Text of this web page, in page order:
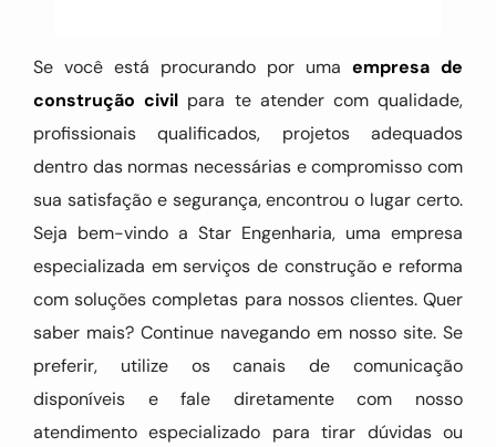
Se você está procurando por uma empresa de
construção civil para te atender com qualidade,
profissionais qualificados, projetos adequados
dentro das normas necessárias e compromisso com
sua satisfação e segurança, encontrou o lugar certo.
Seja bem-vindo a Star Engenharia, uma empresa
especializada em serviços de construção e reforma
com soluções completas para nossos clientes. Quer
saber mais? Continue navegando em nosso site. Se
preferir, utilize os canais de comunicação
disponíveis e fale diretamente com nosso
atendimento especializado para tirar dúvidas ou